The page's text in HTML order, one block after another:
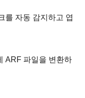
를 자동 감지하고 엽
ARF 파일을 변환하